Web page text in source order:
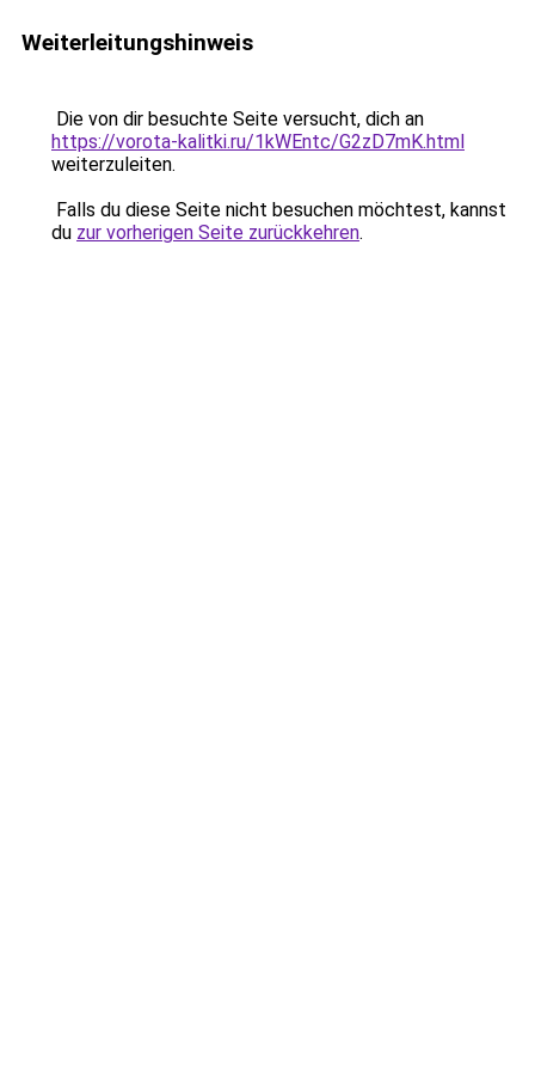
Weiterleitungshinweis
Die von dir besuchte Seite versucht, dich an
https://vorota-kalitki.ru/1kWEntc/G2zD7mK.html
weiterzuleiten.
Falls du diese Seite nicht besuchen möchtest, kannst
du zur vorherigen Seite zurückkehren.